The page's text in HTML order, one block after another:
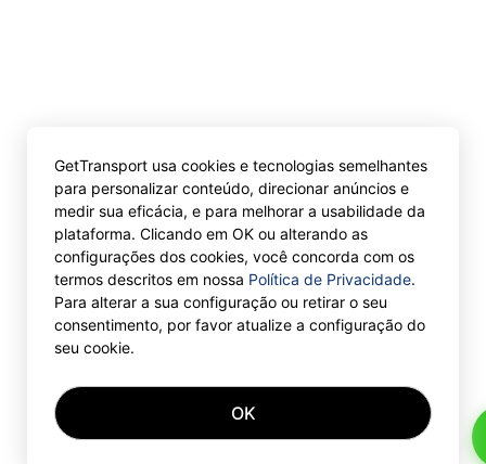
GetTransport usa cookies e tecnologias semelhantes
para personalizar conteúdo, direcionar anúncios e
medir sua eficácia, e para melhorar a usabilidade da
plataforma. Clicando em OK ou alterando as
configurações dos cookies, você concorda com os
termos descritos em nossa Política de Privacidade.
Para alterar a sua configuração ou retirar o seu
consentimento, por favor atualize a configuração do
seu cookie.
OK